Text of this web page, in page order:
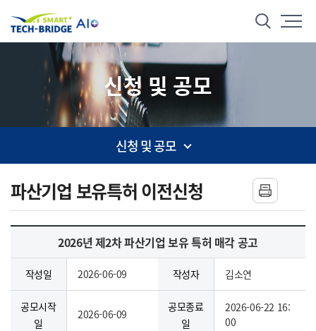
스마트 테크브릿지 통합검색
신청 및 공모
사이드 메뉴
신청 및 공모
파산기업 보유특허 이전신청
2026년 제2차 파산기업 보유 특허 매각 공고
작성일 2026-06-09 작성자 김소연
공모시작
일
2026-06-09
공모종료
일
2026-06-22 16:
00